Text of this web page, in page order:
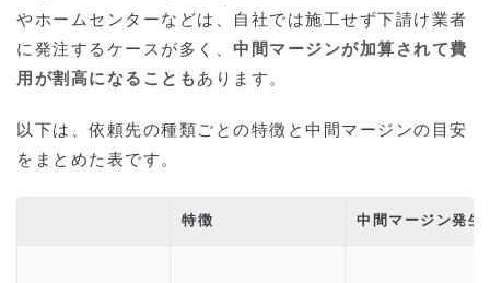
やホームセンターなどは、自社では施工せず下請け業者
に発注するケースが多く、 中間マージンが加算されて費
用が割高になることも あります。
以下は、依頼先の種類ごとの特徴と中間マージンの目安
をまとめた表です。
特徴 中間マージン発生